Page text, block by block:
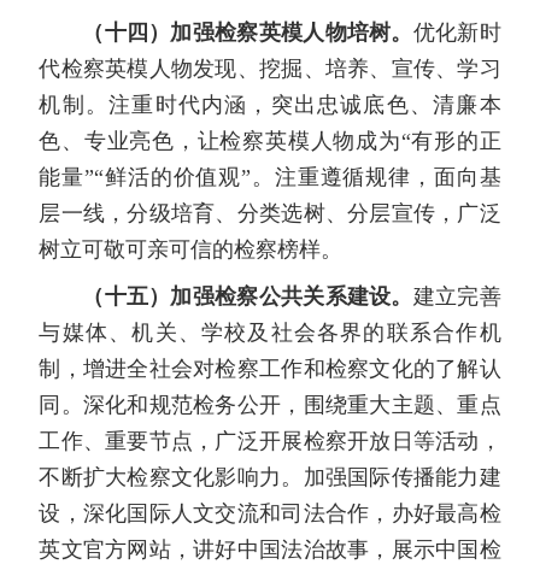
（十四）加强检察英模人物培树。 优化新时
代检察英模人物发现、挖掘、培养、宣传、学习
机制。注重时代内涵，突出忠诚底色、清廉本
色、专业亮色，让检察英模人物成为“有形的正
能量”“鲜活的价值观”。注重遵循规律，面向基
层一线，分级培育、分类选树、分层宣传，广泛
树立可敬可亲可信的检察榜样。
（十五）加强检察公共关系建设。 建立完善
与媒体、机关、学校及社会各界的联系合作机
制，增进全社会对检察工作和检察文化的了解认
同。深化和规范检务公开，围绕重大主题、重点
工作、重要节点，广泛开展检察开放日等活动，
不断扩大检察文化影响力。加强国际传播能力建
设，深化国际人文交流和司法合作，办好最高检
英文官方网站，讲好中国法治故事，展示中国检